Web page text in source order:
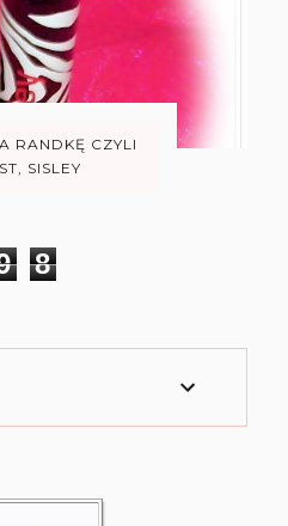
RANDKĘ CZYLI
SISLEY
8